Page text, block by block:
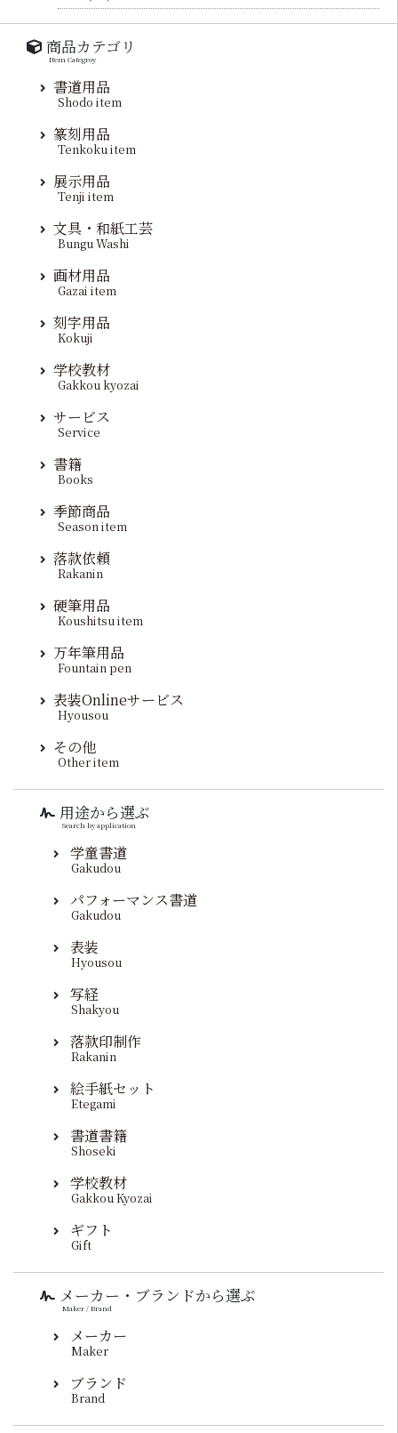
商品カテゴリ
Item Categroy
書道用品
Shodo item
篆刻用品
Tenkoku item
展示用品
Tenji item
文具・和紙工芸
Bungu Washi
画材用品
Gazai item
刻字用品
Kokuji
学校教材
Gakkou kyozai
サービス
Service
書籍
Books
季節商品
Season item
落款依頼
Rakanin
硬筆用品
Koushitsu item
万年筆用品
Fountain pen
表装Onlineサービス
Hyousou
その他
Other item
用途から選ぶ
Search by application
学童書道
Gakudou
パフォーマンス書道
Gakudou
表装
Hyousou
写経
Shakyou
落款印制作
Rakanin
絵手紙セット
Etegami
書道書籍
Shoseki
学校教材
Gakkou Kyozai
ギフト
Gift
メーカー・ブランドから選ぶ
Maker / Brand
メーカー
Maker
ブランド
Brand